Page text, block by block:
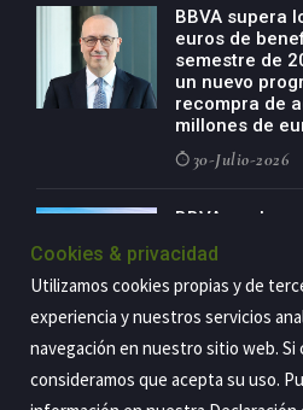
BBVA supera
euros de
semestre de
un nuevo
recompra de
millones de
30-Julio-2026
BBVA acelera
de
países
29-Julio-2026
Cookies & privacidad
Utilizamos cookies propias y de
experiencia y nuestros servicios
navegación en nuestro sitio web. Si
consideramos que acepta su uso.